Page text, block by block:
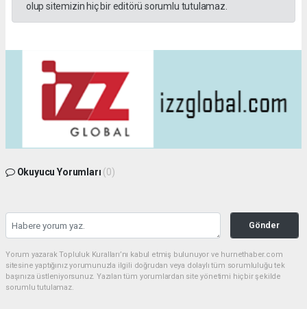
olup sitemizin hiç bir editörü sorumlu tutulamaz.
Okuyucu Yorumları (0)
Gönder
Yorum yazarak Topluluk Kuralları’nı kabul etmiş bulunuyor ve hurnethaber.com
sitesine yaptığınız yorumunuzla ilgili doğrudan veya dolaylı tüm sorumluluğu tek
başınıza üstleniyorsunuz. Yazılan tüm yorumlardan site yönetimi hiçbir şekilde
sorumlu tutulamaz.